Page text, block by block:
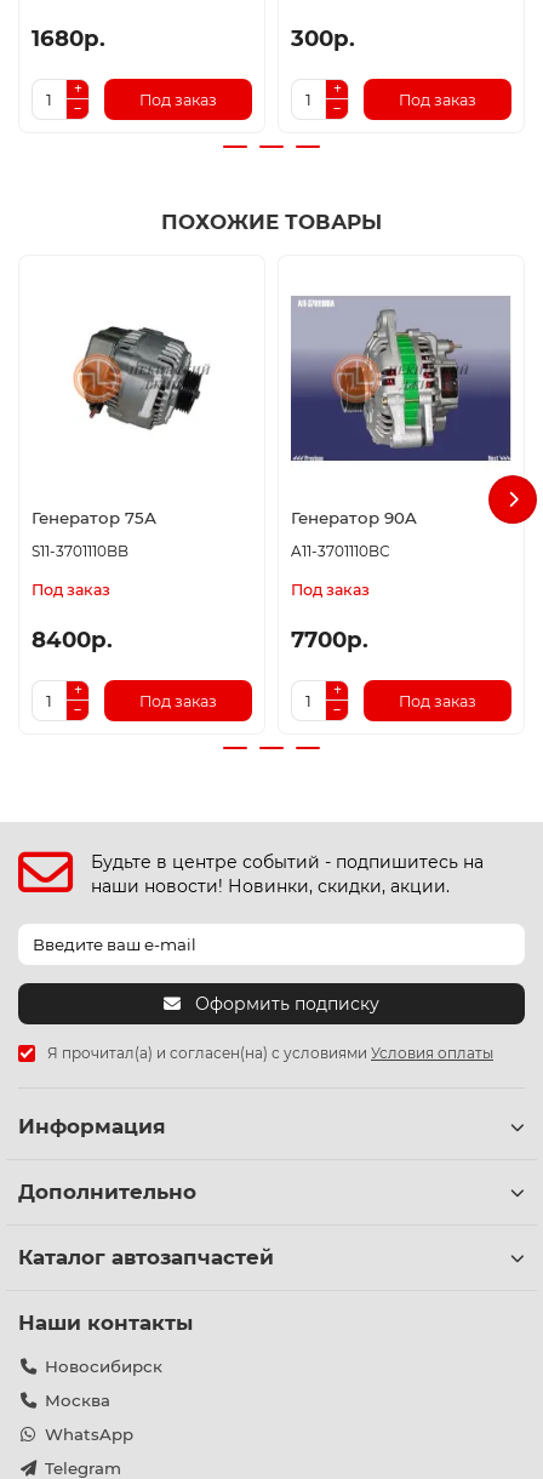
1680р.
Под заказ
300р.
Под заказ
ПОХОЖИЕ ТОВАРЫ
Генератор 75А
S11-3701110BB
Под заказ
8400р.
Под заказ
Генератор 90A
A11-3701110BС
Под заказ
7700р.
Под заказ
Будьте в центре событий - подпишитесь на
наши новости! Новинки, скидки, акции.
Оформить подписку
Я прочитал(а) и согласен(на) с условиями Условия оплаты
Информация
Дополнительно
Каталог автозапчастей
Наши контакты
Новосибирск
Москва
WhatsApp
Telegram